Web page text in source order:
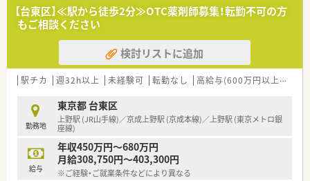
【台東区】≪駅から徒歩2分≫OTC薬剤師募集！転勤不可の方
もご相談ください
検討リストに追加
駅チカ 週32h以上 未経験可 転勤なし 高給与(600万円以上)
勤務地
東京都 台東区
上野駅 (JR山手線)／京成上野駅 (京成本線)／上野駅 (東京メトロ銀
座線)
給与
年収450万円～680万円
月給308,750円～403,300円
※ご経験・ご就業条件などにより異なる